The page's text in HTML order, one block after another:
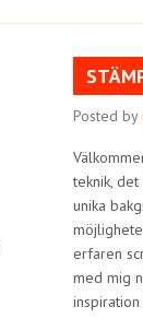
Posted by
teknik,
unika
erfaren
med mig